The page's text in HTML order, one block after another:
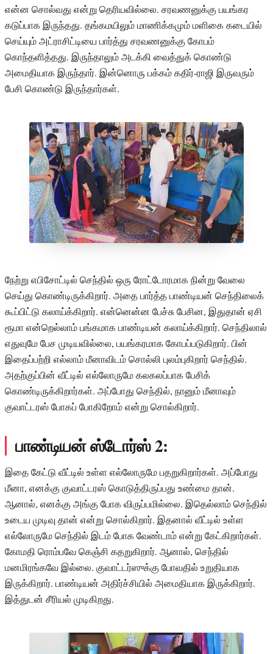
என்ன சொல்வது என்று தெரியவில்லை. சரவணனுக்கு பயங்கர
கடுப்பாக இருந்தது. தங்கமயிலும் மாணிக்கமும் மளிகை கடையில்
செய்யும் அட்ராசிட்டியை பார்த்து சரவணனுக்கு கோபம்
கொந்தளித்தது. இருந்தாலும் அடக்கி வைத்துக் கொண்டு
அமைதியாக இருந்தார். இன்னொரு பக்கம் கதிர்-ராஜி இருவரும்
பேசி கொண்டு இருந்தார்கள்.
நேற்று எபிசோட்டில் செந்தில் ஒரு ரோட்டோரமாக நின்று வேலை
செய்து கொண்டிருக்கிறார். அதை பார்த்த பாண்டியன் செந்திலைக்
கூப்பிட்டு கலாய்க்கிறார். என்னென்ன பேச்சு பேசின, இதுதான் ஏசி
ரூமா என்றெல்லாம் பங்கமாக பாண்டியன் கலாய்க்கிறார். செந்திலால்
எதுவுமே பேச முடியவில்லை, பயங்கரமாக கோபப்படுகிறார். பின்
இதைப்பற்றி எல்லாம் மீனாவிடம் சொல்லி புலம்புகிறார் செந்தில்.
அதற்குப்பின் வீட்டில் எல்லோருமே கலகலப்பாக பேசிக்
கொண்டிருக்கிறார்கள். அப்போது செந்தில், நானும் மீனாவும்
குவாட்டரஸ் போகப் போகிறோம் என்று சொல்கிறார்.
பாண்டியன் ஸ்டோர்ஸ் 2:
இதை கேட்டு வீட்டில் உள்ள எல்லோருமே பதறுகிறார்கள். அப்போது
மீனா, எனக்கு குவாட்டரஸ் கொடுத்திருப்பது உண்மை தான்.
ஆனால், எனக்கு அங்கு போக விருப்பமில்லை. இதெல்லாம் செந்தில்
உடைய முடிவு தான் என்று சொல்கிறார். இதனால் வீட்டில் உள்ள
எல்லோருமே செந்தில் இடம் போக வேண்டாம் என்று கேட்கிறார்கள்.
கோமதி ரொம்பவே கெஞ்சி கதறுகிறார். ஆனால், செந்தில்
மனமிரங்கவே இல்லை. குவாட்டர்ஸுக்கு போவதில் உறுதியாக
இருக்கிறார். பாண்டியன் அதிர்ச்சியில் அமைதியாக இருக்கிறார்.
இத்துடன் சீரியல் முடிகிறது.